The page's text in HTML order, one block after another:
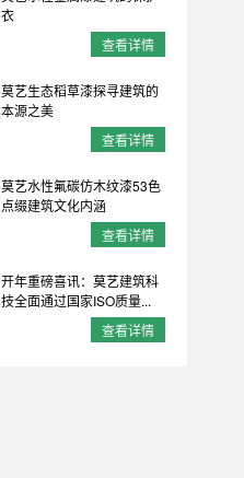
衣
查看详情
莫艺生态稻草漆探寻建筑的
本源之美
查看详情
莫艺水性氟碳仿木纹漆53色
点缀建筑文化内涵
查看详情
开年重磅喜讯：莫艺建筑科
技全面通过国家ISO质量...
查看详情